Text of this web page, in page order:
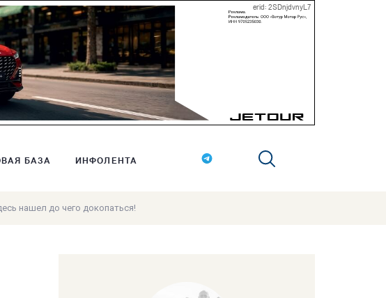
erid: 2SDnjdvnyL7
БАЗА ИНФОЛЕНТА
нашел до чего докопаться!